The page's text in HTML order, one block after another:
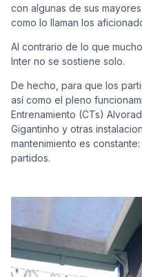
con algunas de sus
como lo llaman los
Al contrario de lo que
Inter no se sostiene solo.
De hecho, para que los
así como el pleno
Entrenamiento (CTs)
Gigantinho y otras
mantenimiento es
partidos.